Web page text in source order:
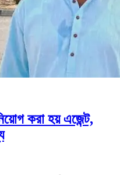
করা হয় এজেন্ট,